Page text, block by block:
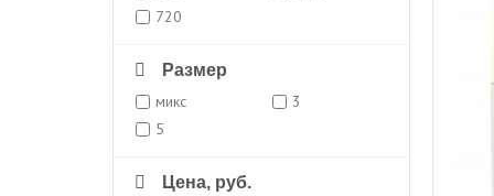
720
Размер
микс
3
5
Цена, руб.